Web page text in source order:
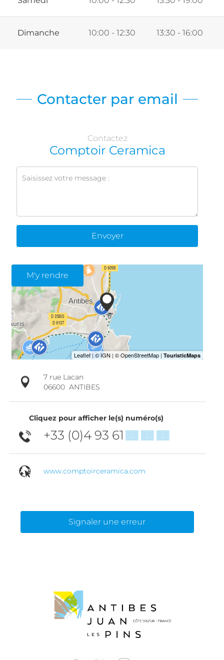
Dimanche 10:00 - 12:30 13:30 - 16:00
Contacter par email
Contactez
Comptoir Ceramica
Envoyer
M'y rendre
7 rue Lacan
06600 ANTIBES
Cliquez pour afficher le(s) numéro(s)
+33 (0)4 93 61 ▒▒ ▒▒ ▒▒
www.comptoirceramica.com
Signaler une erreur